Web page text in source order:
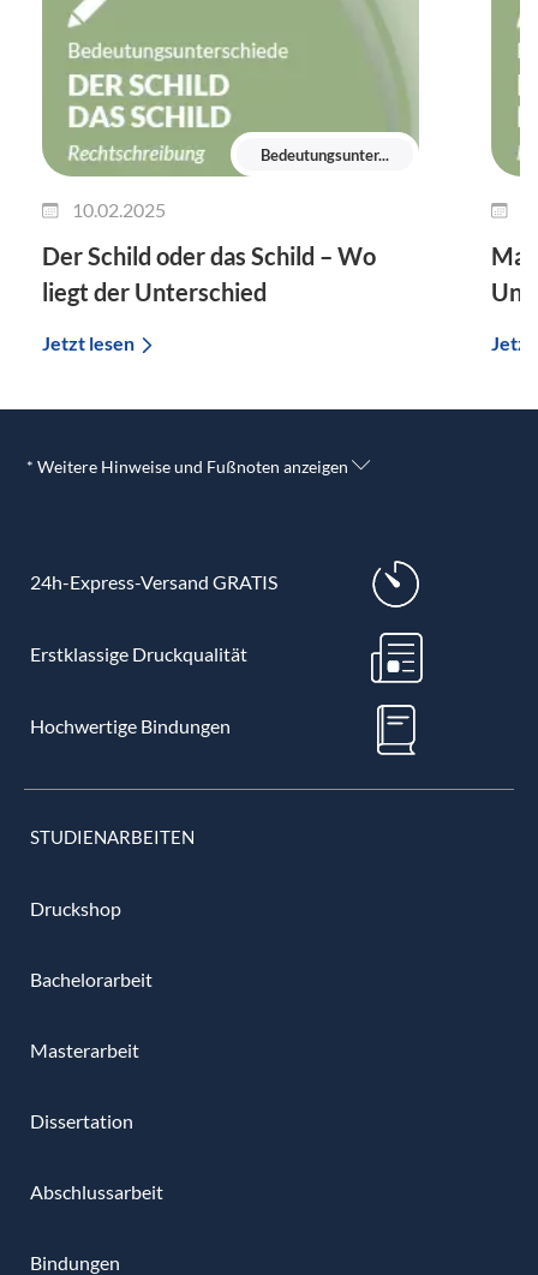
Bedeutungsunter...
10.02.2025
Der Schild oder das Schild – Wo
liegt der Unterschied
Jetzt lesen
* Weitere Hinweise und Fußnoten anzeigen
24h-Express-Versand GRATIS
Erstklassige Druckqualität
Hochwertige Bindungen
STUDIENARBEITEN
Druckshop
Bachelorarbeit
Masterarbeit
Dissertation
Abschlussarbeit
Bindungen